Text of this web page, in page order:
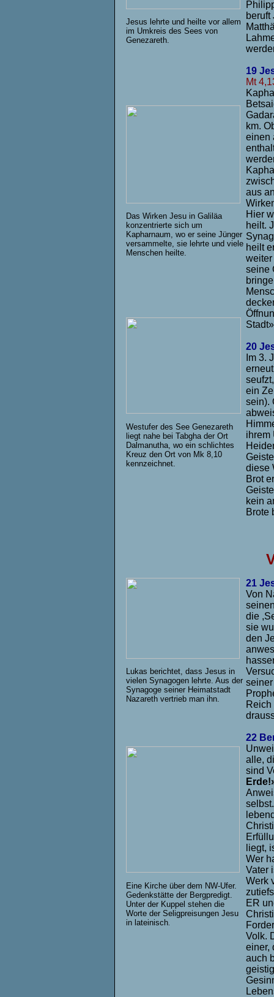
Jesus lehrte und heilte vor allem
im Umkreis des Sees von
Genezareth.
Das Wirken Jesu in Galiläa
konzentrierte sich um
Kapharnaum, wo er seine Jünger
versammelte, sie lehrte und viele
Menschen heilte.
Westufer des See Genezareth
liegt nahe bei Tabgha der Ort
Dalmanutha, wo ein schlichtes
Kreuz den Ort von Mk 8,10
kennzeichnet.
beruft
19
Mt
km.
einen
aus
Hier
heilt.
heilt
seine
20
Im 3.
ein
sein).
ihrem
diese
Brot
kein
Brote
Lukas berichtet, dass Jesus in
vielen Synagogen lehrte. Aus der
Synagoge seiner Heimatstadt
Nazareth vertrieb man ihn.
Eine Kirche über dem NW-Ufer.
Gedenkstätte der Bergpredigt.
Unter der Kuppel stehen die
Worte der Seligpreisungen Jesu
in lateinisch
21
Von
die
sie
den
22
alle,
sind
liegt,
Wer
Vater
Werk
ER
Volk.
einer,
auch